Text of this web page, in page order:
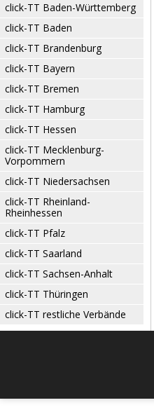
click-TT Baden-Württemberg
click-TT Baden
click-TT Brandenburg
click-TT Bayern
click-TT Bremen
click-TT Hamburg
click-TT Hessen
click-TT Mecklenburg-
Vorpommern
click-TT Niedersachsen
click-TT Rheinland-
Rheinhessen
click-TT Pfalz
click-TT Saarland
click-TT Sachsen-Anhalt
click-TT Thüringen
click-TT restliche Verbände